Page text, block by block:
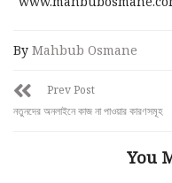
By Mahbub Osmane
Prev Post
নতুনদের অনলাইনে কাজ না পাওয়ার কারণসমূহ
You